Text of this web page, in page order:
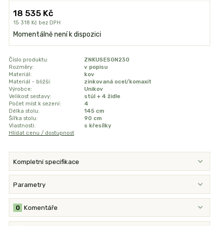
18 535 Kč
15 318 Kč bez DPH
Momentálně není k dispozici
Číslo produktu:
ZNKUSESGN230
Rozměry:
v popisu
Materiál:
kov
Materiál - bližší:
zinkovaná ocel/komaxit
Výrobce:
Unikov
Velikost sestavy:
stůl + 4 židle
Počet míst k sezení:
4
Délka stolu:
145 cm
Šířka stolu:
90 cm
Vlastnosti:
s křesílky
Hlídat cenu / dostupnost
Kompletní specifikace
Parametry
Komentáře
0